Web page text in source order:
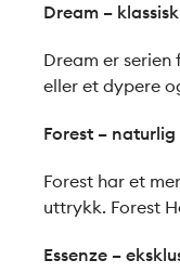
Dream –
Dream er
eller et dypere
Forest –
Forest har et
uttrykk. Forest
Essenze –